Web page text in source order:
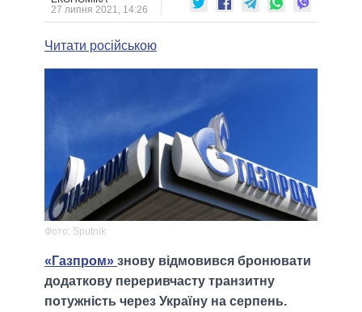
27 липня 2021, 14:26
Читати російською
Фото: Sputnik
«Газпром» знову відмовився бронювати
додаткову переривчасту транзитну
потужність через Україну на серпень.